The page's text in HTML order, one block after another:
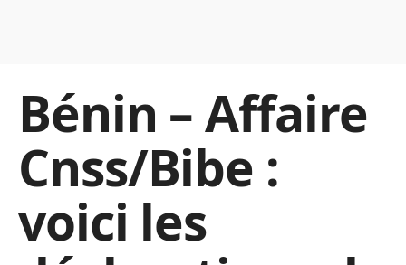
Bénin – Affaire
Cnss/Bibe :
voici les